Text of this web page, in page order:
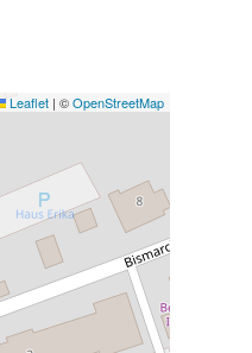
Leaflet | ©OpenStreetMap